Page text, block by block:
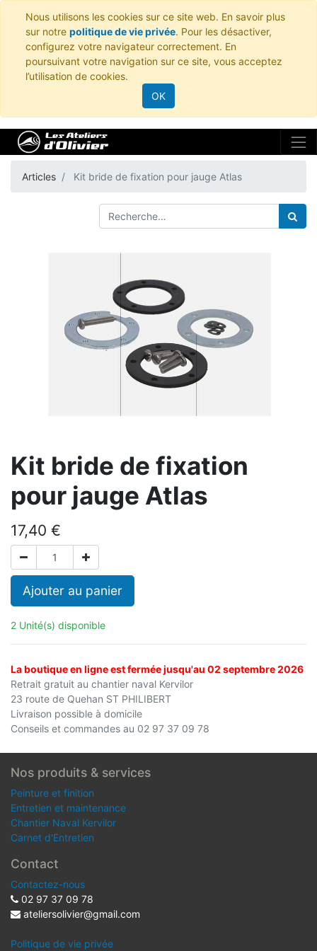
Nous utilisons les cookies sur ce site web. En savoir plus
sur notre politique de vie privée. Pour les désactiver,
configurez votre navigateur correctement. En
poursuivant votre navigation sur ce site, vous acceptez
l’utilisation de cookies.
OK
Articles Kit bride de fixation pour jauge Atlas
Kit bride de fixation
pour jauge Atlas
17,40 €
Ajouter au panier
2 Unité(s) disponible
La boutique en ligne est fermée jusqu'au 02 septembre 2026
Retrait gratuit au chantier naval Kervilor
23 route de Quehan ST PHILIBERT
Livraison possible à domicile
Conseils et commandes au 02 97 37 09 78
Nos produits & services
Peinture et finition
Entretien et maintenance
Chantier Naval Kervilor
Carnet d'Entretien
Contact
Contactez-nous
02 97 37 09 78
ateliersolivier@gmail.com
Politique de vie privée